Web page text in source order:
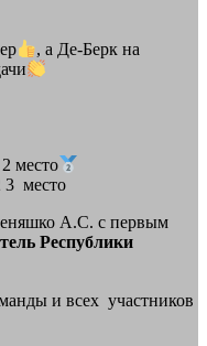
, а Де-Берк на
место
3 место
А.С. с первым
Республики
и всех участников